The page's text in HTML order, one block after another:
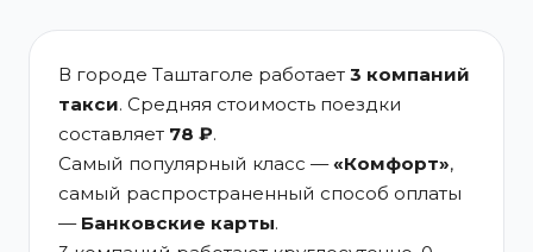
В городе Таштаголе работает 3 компаний
такси. Средняя стоимость поездки
составляет 78 ₽.
Самый популярный класс —«Комфорт»,
самый распространенный способ оплаты
— Банковские карты.